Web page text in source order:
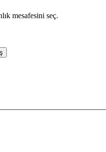
mesafesini seç.